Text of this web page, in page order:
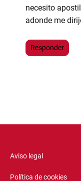
necesito
adonde me
Responder
Aviso legal
Política de cookies